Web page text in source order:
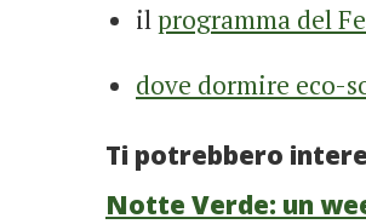
il programma del
dove dormire eco-
Ti potrebbero
Notte Verde: un